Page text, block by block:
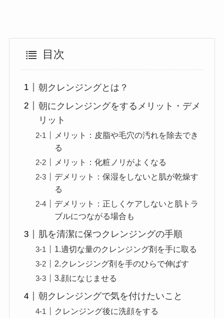
目次
朝クレンジングとは？
朝にクレンジングをするメリット・デメ
リット
メリット：皮脂や毛穴の汚れを除去でき
る
メリット：化粧ノリがよくなる
デメリット：保湿をしないと肌が乾燥す
る
デメリット：正しくケアしないと肌トラ
ブルにつながる場合も
肌を清潔に保つクレンジングの手順
1.適切な量のクレンジング剤を手に取る
2.クレンジング剤を手のひらで伸ばす
3.顔になじませる
朝クレンジングで気を付けたいこと
クレンジング後に洗顔をする